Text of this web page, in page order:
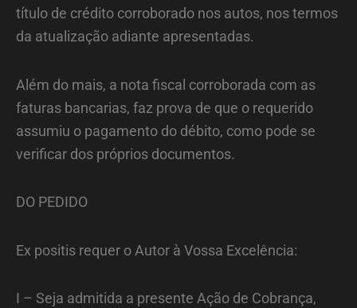
título de crédito corroborado nos autos, nos termos
da atualização adiante apresentadas.
Além do mais, a nota fiscal corroborada com as
faturas bancarias, faz prova de que o requerido
assumiu o pagamento do débito, como pode se
verificar dos próprios documentos.
DO PEDIDO
Ex positis requer o Autor à Vossa Excelência:
I – Seja admitida a presente Ação de Cobrança,